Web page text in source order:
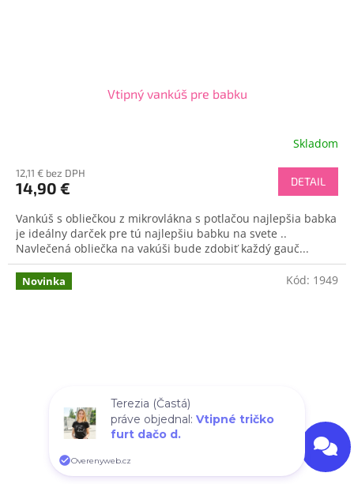
Vtipný vankúš pre babku
Skladom
12,11 € bez DPH
14,90 € DETAIL
Vankúš s obliečkou z mikrovlákna s potlačou najlepšia babka
je ideálny darček pre tú najlepšiu babku na svete ..
Navlečená obliečka na vakúši bude zdobiť každý gauč...
Novinka Kód: 1949
Terezia (Častá)
práve objednal:Vtipné tričko
furt dačo d.
Overenyweb.cz